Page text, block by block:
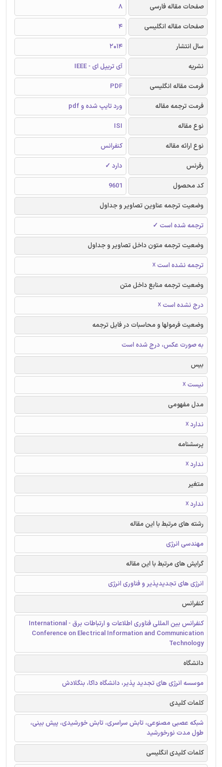
صفحات مقاله فارسی
8
صفحات مقاله انگلیسی
4
سال انتشار
2014
نشریه
آی تریپل ای - IEEE
فرمت مقاله انگلیسی
PDF
فرمت ترجمه مقاله
ورد تایپ شده و pdf
نوع مقاله
ISI
نوع ارائه مقاله
کنفرانس
رفرنس
دارد ✓
کد محصول
9601
وضعیت ترجمه عناوین تصاویر و جداول
ترجمه شده است ✓
وضعیت ترجمه متون داخل تصاویر و جداول
ترجمه نشده است ☓
وضعیت ترجمه منابع داخل متن
درج نشده است ☓
وضعیت فرمولها و محاسبات در فایل ترجمه
به صورت عکس، درج شده است
بیس
نیست ☓
مدل مفهومی
ندارد ☓
پرسشنامه
ندارد ☓
متغیر
ندارد ☓
رشته های مرتبط با این مقاله
مهندسی انرژی
گرایش های مرتبط با این مقاله
انرژی های تجدیدپذیر و فناوری انرژی
کنفرانس
کنفرانس بین المللی فناوری اطلاعات و ارتباطات برق - International
Conference on Electrical Information and Communication
Technology
دانشگاه
موسسه انرژی های تجدید پذیر، دانشگاه داکا، بنگلادش
کلمات کلیدی
شبکه عصبی مصنوعی، تابش سراسری، تابش خورشیدی، پیش بینی،
طول مدت نورخورشید
کلمات کلیدی انگلیسی